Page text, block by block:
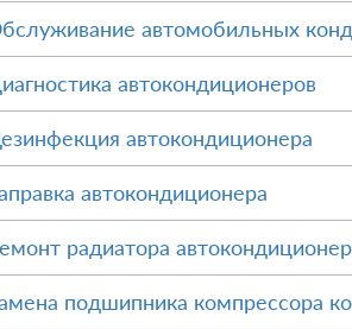
автомобильных
автокондиционеров
автокондиционера
автокондиционера
радиатора
подшипника компрессора